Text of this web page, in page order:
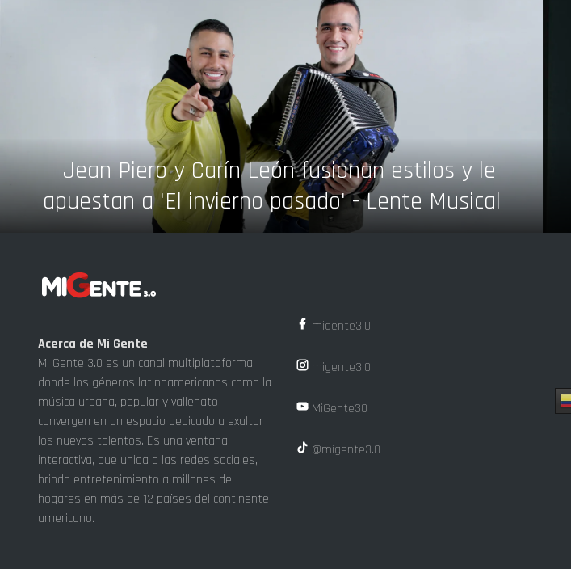
Jean Piero y Carín León fusionan estilos y le
apuestan a 'El invierno pasado' - Lente Musical
Acerca de Mi Gente
Mi Gente 3.0 es un canal multiplataforma
donde los géneros latinoamericanos como la
música urbana, popular y vallenato
convergen en un espacio dedicado a exaltar
los nuevos talentos. Es una ventana
interactiva, que unida a las redes sociales,
brinda entretenimiento a millones de
hogares en más de 12 países del continente
americano.
migente3.0
migente3.0
MiGente30
@migente3.0